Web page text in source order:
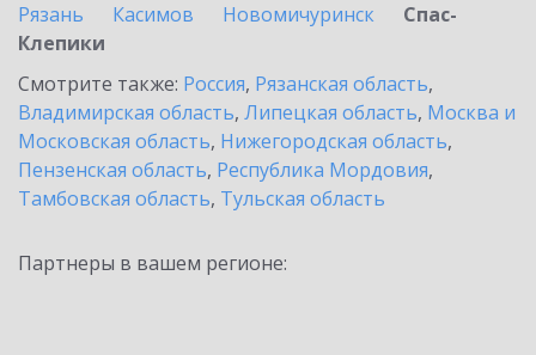
Рязань
Касимов Новомичуринск
Спас-
Клепики
Смотрите также: Россия, Рязанская область,
Владимирская область, Липецкая область, Москва и
Московская область, Нижегородская область,
Пензенская область, Республика Мордовия,
Тамбовская область, Тульская область
Партнеры в вашем регионе: